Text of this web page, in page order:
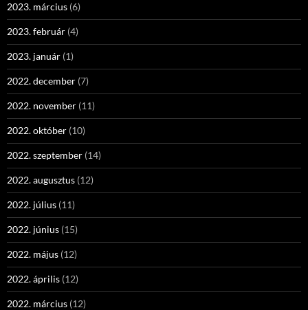
2023. március (6)
2023. február (4)
2023. január (1)
2022. december (7)
2022. november (11)
2022. október (10)
2022. szeptember (14)
2022. augusztus (12)
2022. július (11)
2022. június (15)
2022. május (12)
2022. április (12)
2022. március (12)